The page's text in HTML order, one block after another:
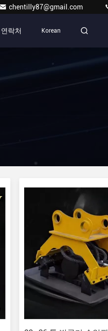
chentilly87@gmail.com
연락처 Korean